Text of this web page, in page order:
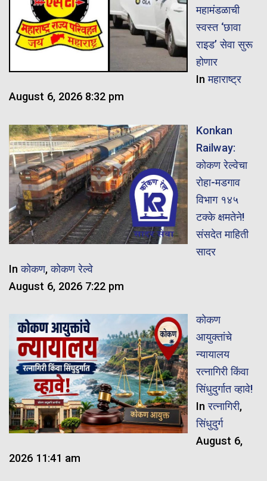
महामंडळाची
स्वस्त ‘छावा
राइड’ सेवा सुरू
होणार
Inमहाराष्ट्र
August 6, 2026 8:32 pm
Konkan
Railway:
कोकण रेल्वेचा
रोहा-मडगाव
विभाग १४५
टक्के क्षमतेने!
संसदेत माहिती
सादर
Inकोकण,कोकण रेल्वे
August 6, 2026 7:22 pm
कोकण
आयुक्तांचे
न्यायालय
रत्नागिरी किंवा
सिंधुदुर्गात व्हावे!
Inरत्नागिरी,
सिंधुदुर्ग
August 6,
2026 11:41 am